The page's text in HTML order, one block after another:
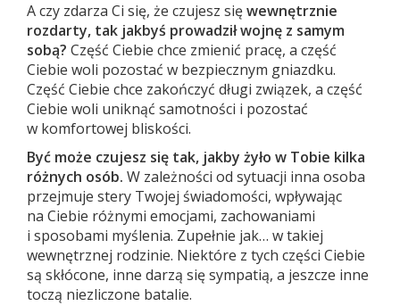
A czy zdarza Ci się, że czujesz sięwewnętrznie
rozdarty, tak jakbyś prowadził wojnę z samym
sobą? Część Ciebie chce zmienić pracę, a część
Ciebie woli pozostać w bezpiecznym gniazdku.
Część Ciebie chce zakończyć długi związek, a część
Ciebie woli uniknąć samotności i pozostać
w komfortowej bliskości.
Być może czujesz się tak, jakby żyło w Tobie kilka
różnych osób. W zależności od sytuacji inna osoba
przejmuje stery Twojej świadomości, wpływając
na Ciebie różnymi emocjami, zachowaniami
i sposobami myślenia. Zupełnie jak… w takiej
wewnętrznej rodzinie. Niektóre z tych części Ciebie
są skłócone, inne darzą się sympatią, a jeszcze inne
toczą niezliczone batalie.